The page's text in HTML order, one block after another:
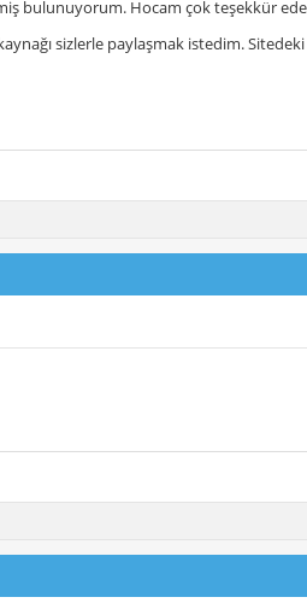
bulunuyorum. Hocam çok teşekkür
sizlerle paylaşmak istedim.